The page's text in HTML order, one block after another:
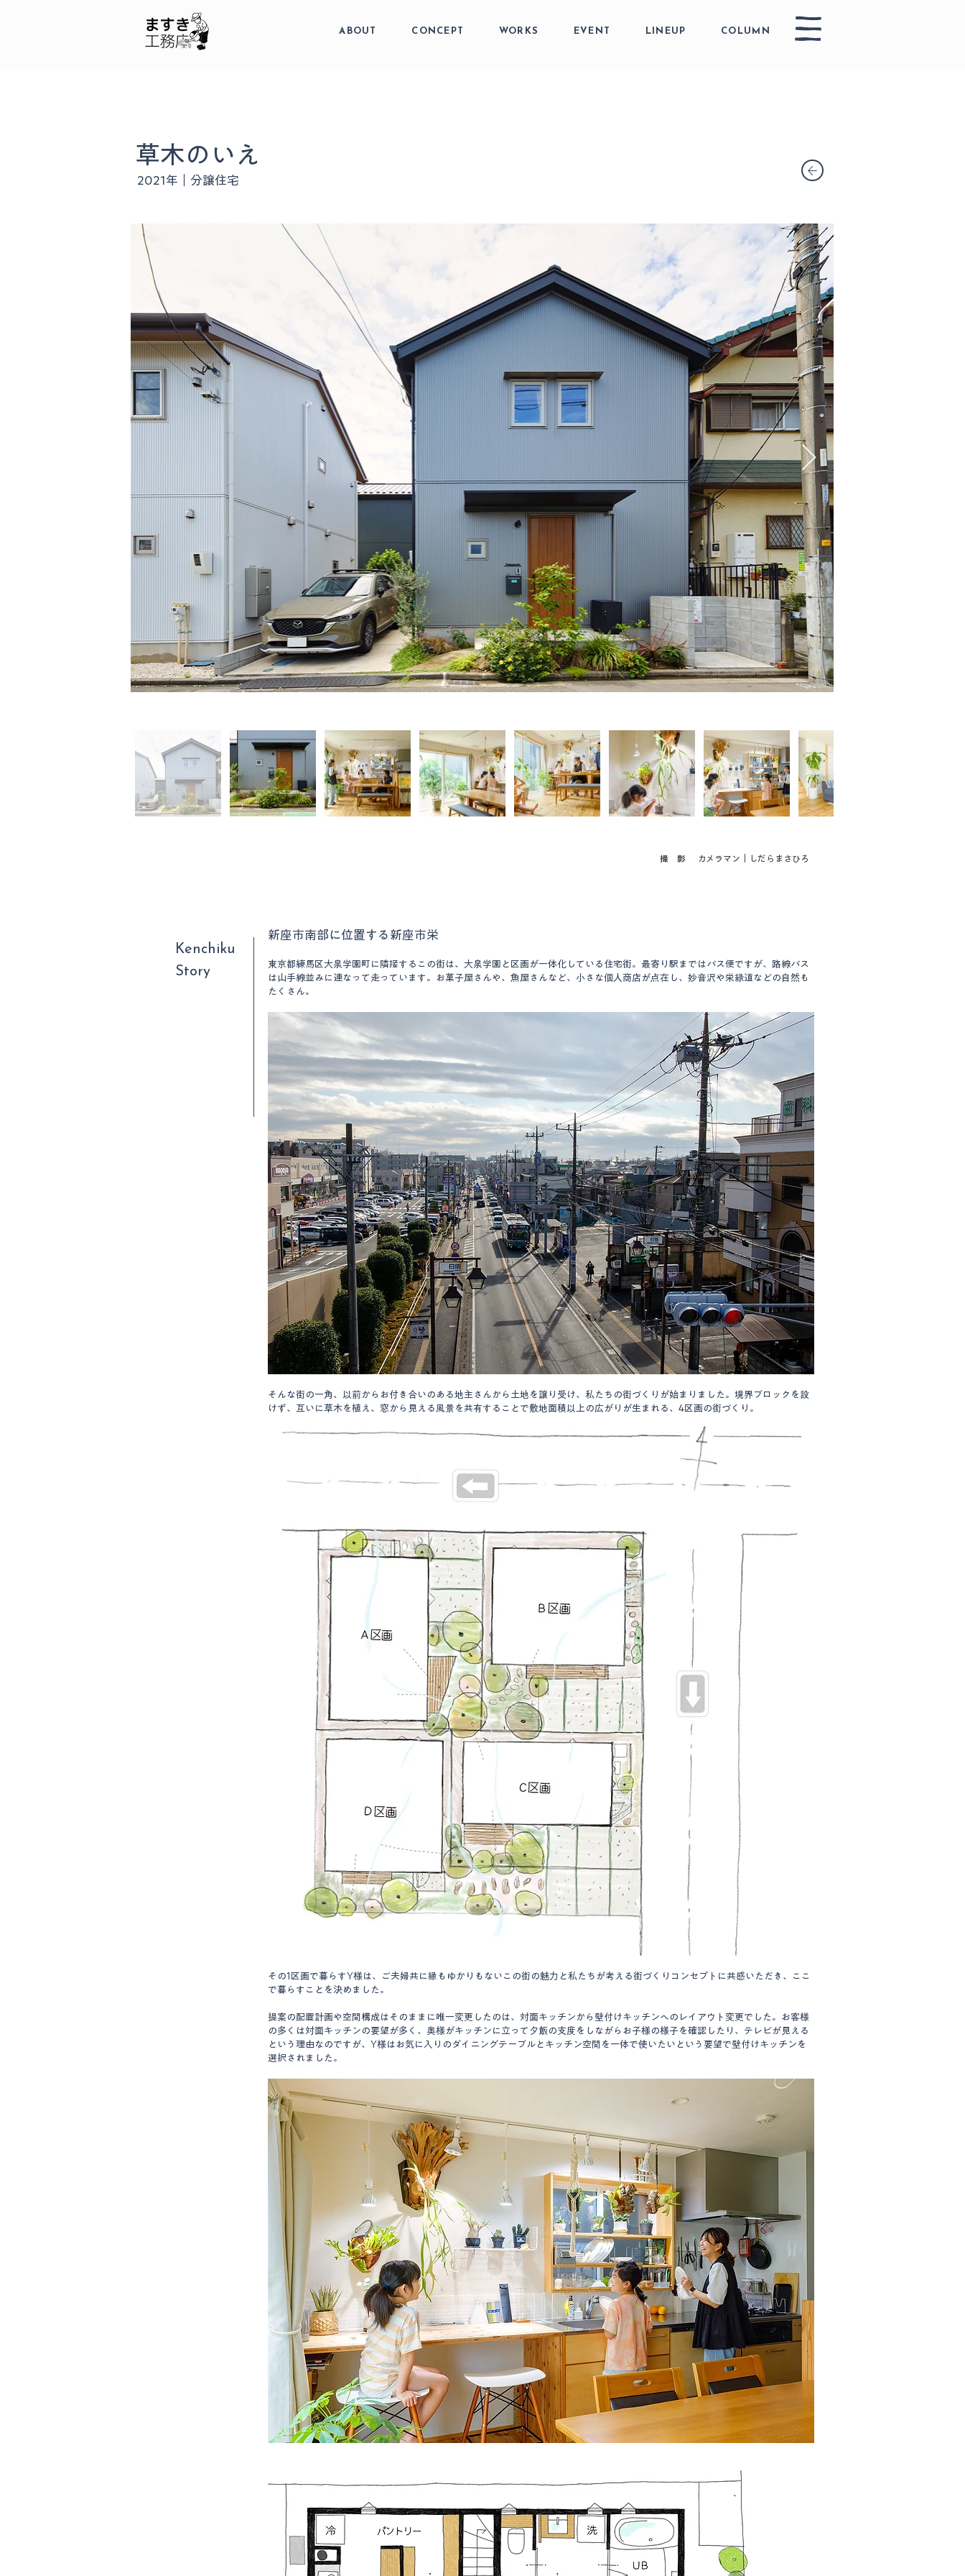
ABOUT CONCEPT WORKS EVENT LINEUP COLUMN
草木のいえ
2021年｜分譲住宅
​撮 影 カメラマン｜しだらまさひろ
​Kenchiku
Story
新座市南部に位置する新座市栄
東京都練馬区大泉学園町に隣接するこの街は、大泉学園と区画が一体化している住宅街。最寄り駅まではバス便ですが、路線バス
は山手線並みに連なって走っています。お菓子屋さんや、魚屋さんなど、小さな個人商店が点在し、妙音沢や栄緑道などの自然も
たくさん。
そんな街の一角、以前からお付き合いのある地主さんから土地を譲り受け、私たちの街づくりが始まりました。境界ブロックを設
けず、互いに草木を植え、窓から見える風景を共有することで敷地面積以上の広がりが生まれる、4区画の街づくり。
その1区画で暮らすY様は、ご夫婦共に縁もゆかりもないこの街の魅力と私たちが考える街づくりコンセプトに共感いただき、ここ
で暮らすことを決めました。
提案の配置計画や空間構成はそのままに唯一変更したのは、対面キッチンから壁付けキッチンへのレイアウト変更でした。お客様
の多くは対面キッチンの要望が多く、奥様がキッチンに立って夕飯の支度をしながらお子様の様子を確認したり、テレビが見える
という理由なのですが、Y様はお気に入りのダイニングテーブルとキッチン空間を一体で使いたいという要望で壁付けキッチンを
選択されました。